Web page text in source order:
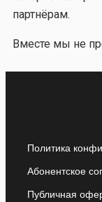
партнёрам.
Вместе мы не
Политика
Абонентское
Публичная